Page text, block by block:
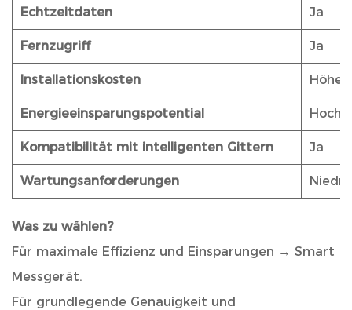
Echtzeitdaten Ja
Fernzugriff Ja
Installationskosten Höher
Energieeinsparungspotential Hoch
Kompatibilität mit intelligenten Gittern Ja
Wartungsanforderungen
Was zu wählen?
Für maximale Effizienz und Einsparungen → Smart
Messgerät.
Für grundlegende Genauigkeit und